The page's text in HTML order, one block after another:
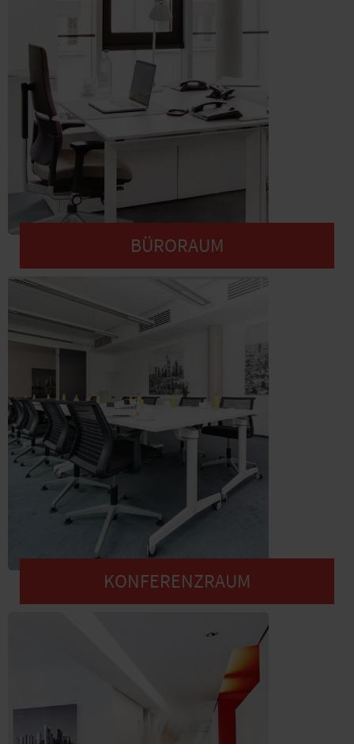
BÜRORAUM
KONFERENZRAUM